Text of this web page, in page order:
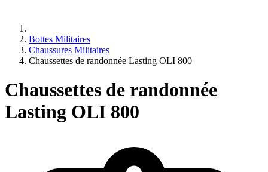
Bottes Militaires
Chaussures Militaires
Chaussettes de randonnée Lasting OLI 800
Chaussettes de randonnée
Lasting OLI 800